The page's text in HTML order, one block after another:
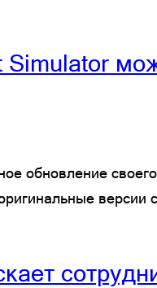
обновление
версии